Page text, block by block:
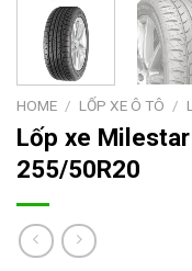
HOME / LỐP XE Ô TÔ /
Lốp xe
255/50R20